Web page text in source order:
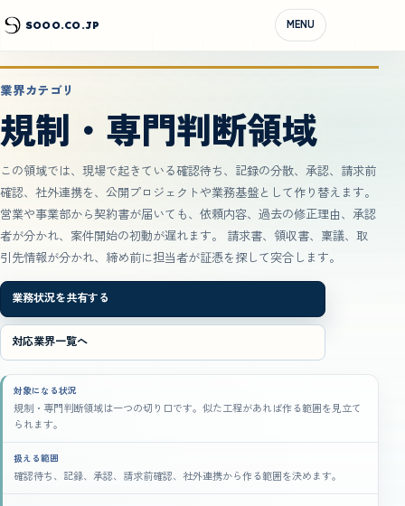
SOOO.CO.JP MENU
業界カテゴリ
規制・専門判断領域
この領域では、現場で起きている確認待ち、記録の分散、承認、請求前
確認、社外連携を、公開プロジェクトや業務基盤として作り替えます。
営業や事業部から契約書が届いても、依頼内容、過去の修正理由、承認
者が分かれ、案件開始の初動が遅れます。 請求書、領収書、稟議、取
引先情報が分かれ、締め前に担当者が証憑を探して突合します。
業務状況を共有する
対応業界一覧へ
対象になる状況
規制・専門判断領域は一つの切り口です。似た工程があれば作る範囲を見立て
られます。
扱える範囲
確認待ち、記録、承認、請求前確認、社外連携から作る範囲を決めます。